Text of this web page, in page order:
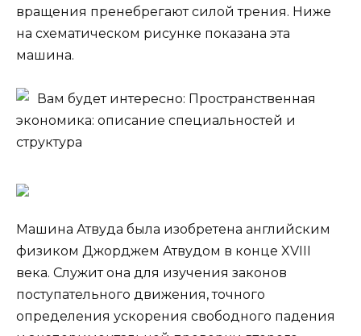
вращения пренебрегают силой трения. Ниже
на схематическом рисунке показана эта
машина.
Вам будет интересно: Пространственная
экономика: описание специальностей и
структура
Машина Атвуда была изобретена английским
физиком Джорджем Атвудом в конце XVIII
века. Служит она для изучения законов
поступательного движения, точного
определения ускорения свободного падения